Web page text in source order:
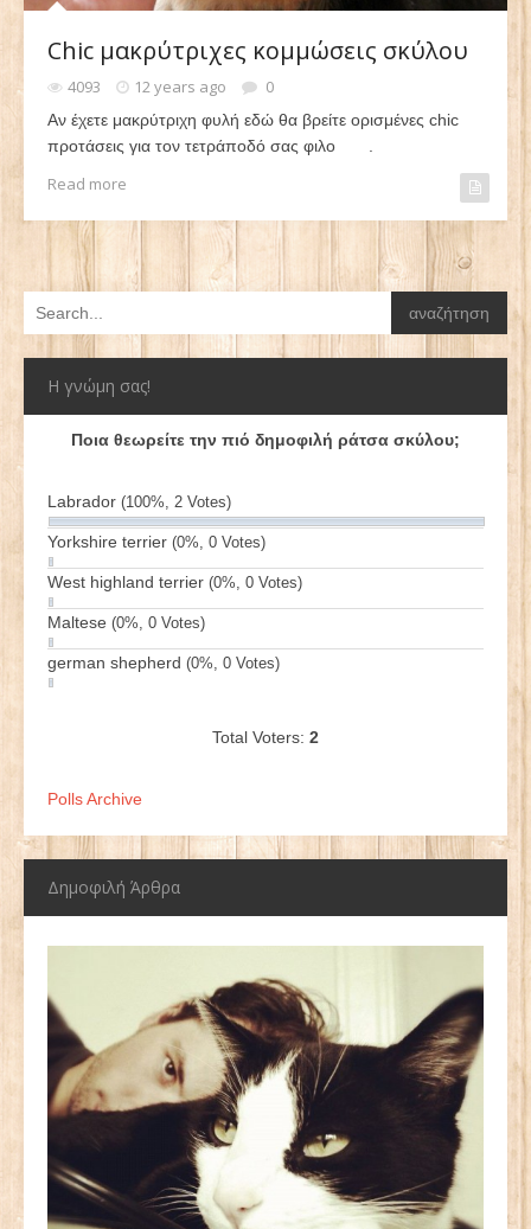
Chic μακρύτριχες κομμώσεις σκύλου
4093 12 years ago 0
Αν έχετε μακρύτριχη φυλή εδώ θα βρείτε ορισμένες chic
προτάσεις για τον τετράποδό σας φιλο .
Read more
Η γνώμη σας!
Ποια θεωρείτε την πιό δημοφιλή ράτσα σκύλου;
Labrador (100%, 2 Votes)
Yorkshire terrier (0%, 0 Votes)
West highland terrier (0%, 0 Votes)
Maltese (0%, 0 Votes)
german shepherd (0%, 0 Votes)
Total Voters: 2
Polls Archive
Δημοφιλή Άρθρα